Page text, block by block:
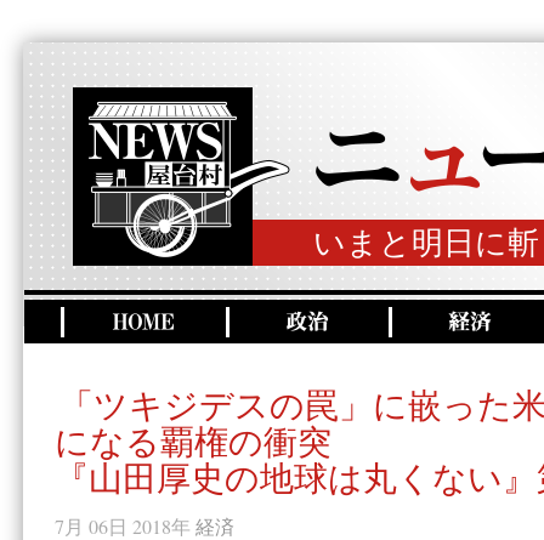
いまと明日に
「ツキジデスの罠」に嵌っ
になる覇権の衝突
『山田厚史の地球は丸くない
7月 06日 2018年 経済